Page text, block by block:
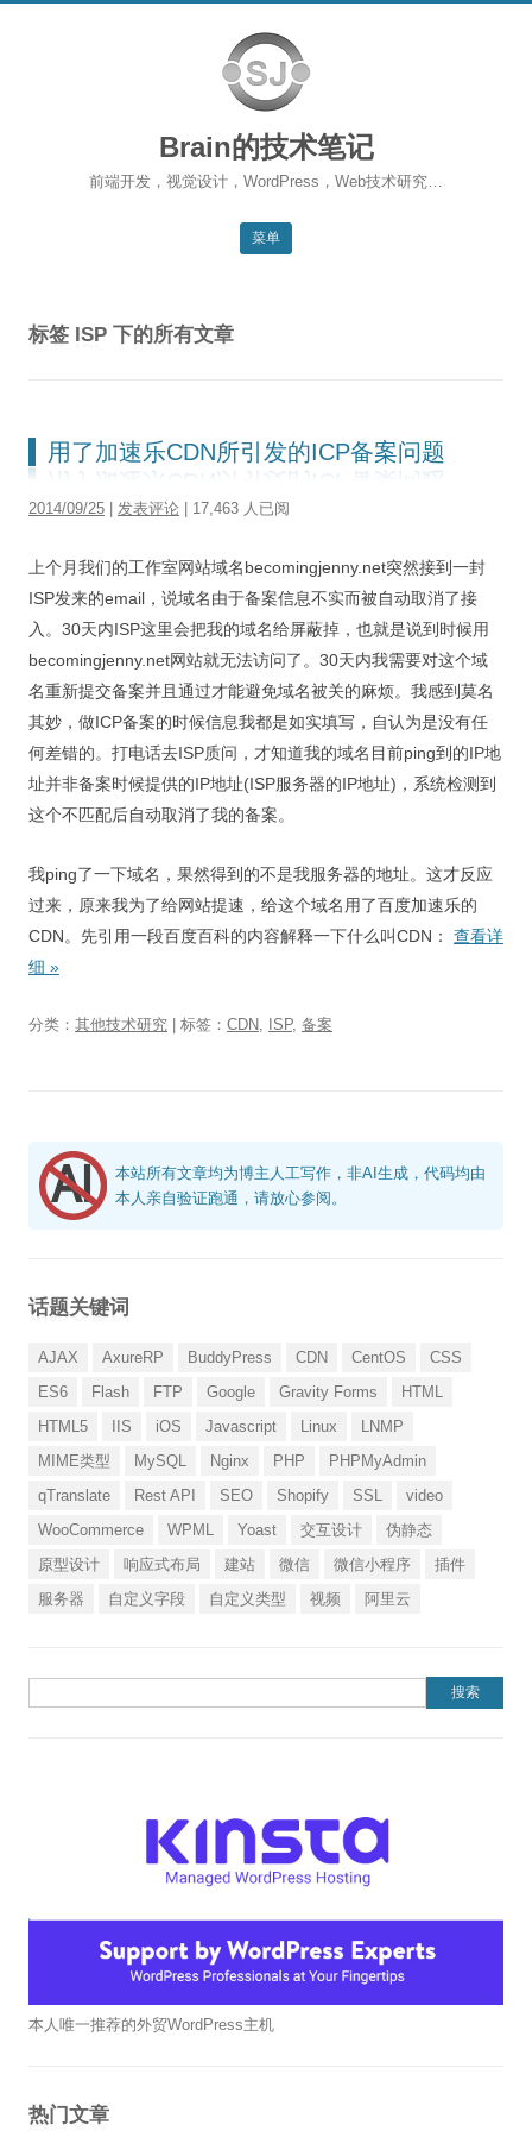
Brain的技术笔记
前端开发，视觉设计，WordPress，Web技术研究…
菜单
前端开发
杂项研究
关于本站
标签 ISP 下的所有文章
用了加速乐CDN所引发的ICP备案问题
2014/09/25 发表评论 | 17,463 人已阅
上个月我们的工作室网站域名becomingjenny.net突然接到一封
ISP发来的email，说域名由于备案信息不实而被自动取消了接
入。30天内ISP这里会把我的域名给屏蔽掉，也就是说到时候用
becomingjenny.net网站就无法访问了。30天内我需要对这个域
名重新提交备案并且通过才能避免域名被关的麻烦。我感到莫名
其妙，做ICP备案的时候信息我都是如实填写，自认为是没有任
何差错的。打电话去ISP质问，才知道我的域名目前ping到的IP地
址并非备案时候提供的IP地址(ISP服务器的IP地址)，系统检测到
这个不匹配后自动取消了我的备案。
我ping了一下域名，果然得到的不是我服务器的地址。这才反应
过来，原来我为了给网站提速，给这个域名用了百度加速乐的
CDN。先引用一段百度百科的内容解释一下什么叫CDN： 查看详
细 »
分类： 其他技术研究 | 标签： CDN, ISP, 备案
本站所有文章均为博主人工写作，非AI生成，代码均由
本人亲自验证跑通，请放心参阅。
话题关键词
AJAX AxureRP BuddyPress CDN CentOS
CSS
ES6
Flash FTP Google Gravity Forms
HTML
HTML5
IIS iOS Javascript Linux
LNMP
MIME类型
MySQL Nginx PHP
PHPMyAdmin
qTranslate
Rest API SEO Shopify SSL
video
WooCommerce
WPML Yoast 交互设计
伪静态
原型设计
响应式布局 建站 微信 微信小程序
插件
服务器
自定义字段 自定义类型 视频 阿里云
本人唯一推荐的外贸WordPress主机
热门文章